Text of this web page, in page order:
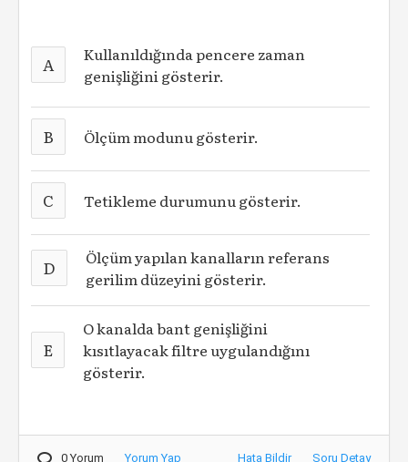
A
Kullanıldığında pencere zaman
genişliğini gösterir.
B Ölçüm modunu gösterir.
C Tetikleme durumunu gösterir.
D
Ölçüm yapılan kanalların referans
gerilim düzeyini gösterir.
E
O kanalda bant genişliğini
kısıtlayacak filtre uygulandığını
gösterir.
0 Yorum Yorum Yap Hata Bildir Soru Detay